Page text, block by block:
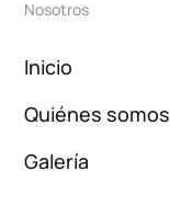
Nosotros
Inicio
Quiénes somos
Galería